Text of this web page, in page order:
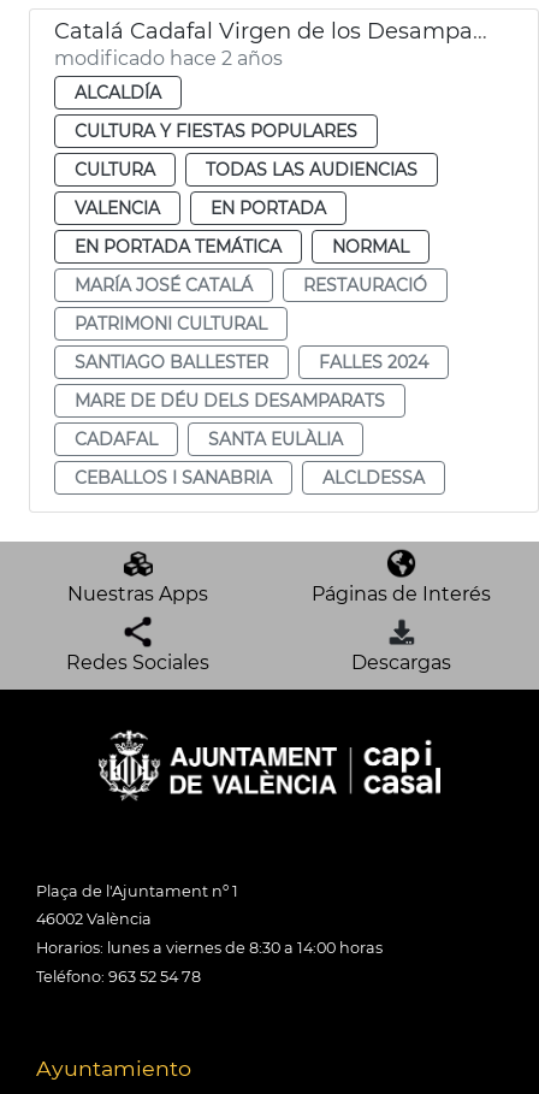
Catalá Cadafal Virgen de los Desamparados
modificado hace 2 años
ALCALDÍA
CULTURA Y FIESTAS POPULARES
CULTURA
TODAS LAS AUDIENCIAS
VALENCIA
EN PORTADA
EN PORTADA TEMÁTICA
NORMAL
MARÍA JOSÉ CATALÁ
RESTAURACIÓ
PATRIMONI CULTURAL
SANTIAGO BALLESTER
FALLES 2024
MARE DE DÉU DELS DESAMPARATS
CADAFAL
SANTA EULÀLIA
CEBALLOS I SANABRIA
ALCLDESSA
Nuestras Apps Páginas de Interés
Redes Sociales Descargas
Plaça de l'Ajuntament nº 1
46002 València
Horarios: lunes a viernes de 8:30 a 14:00 horas
Teléfono: 963 52 54 78
Ayuntamiento